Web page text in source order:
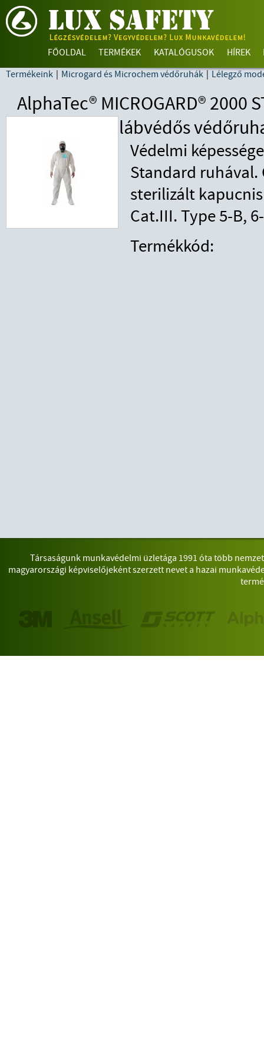
FŐOLDAL TERMÉKEK KATALÓGUSOK HÍREK
Termékeink | Microgard és Microchem védőruhák | Lélegző
AlphaTec® MICROGARD® 2000
lábvédős
Védelmi
Standard ruhával.
sterilizált
Cat.III. Type 5-B,
Termékkód:
Társaságunk munkavédelmi üzletága 1991 óta több
magyarországi képviselőjeként szerzett nevet a hazai